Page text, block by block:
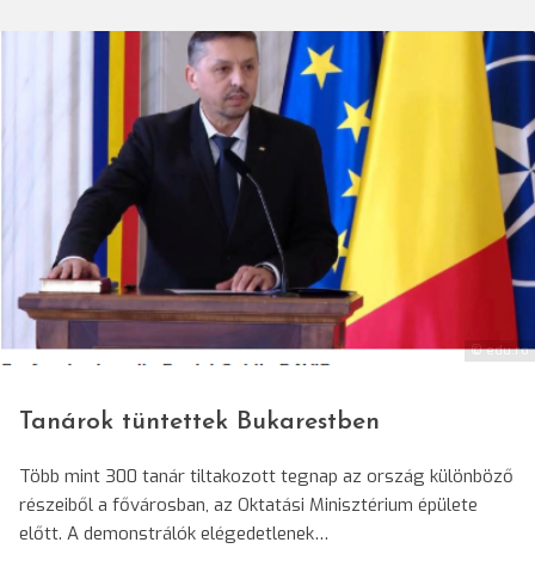
© edu.ro
Tanárok tüntettek Bukarestben
Több mint 300 tanár tiltakozott tegnap az ország különböző
részeiből a fővárosban, az Oktatási Minisztérium épülete
előtt. A demonstrálók elégedetlenek…